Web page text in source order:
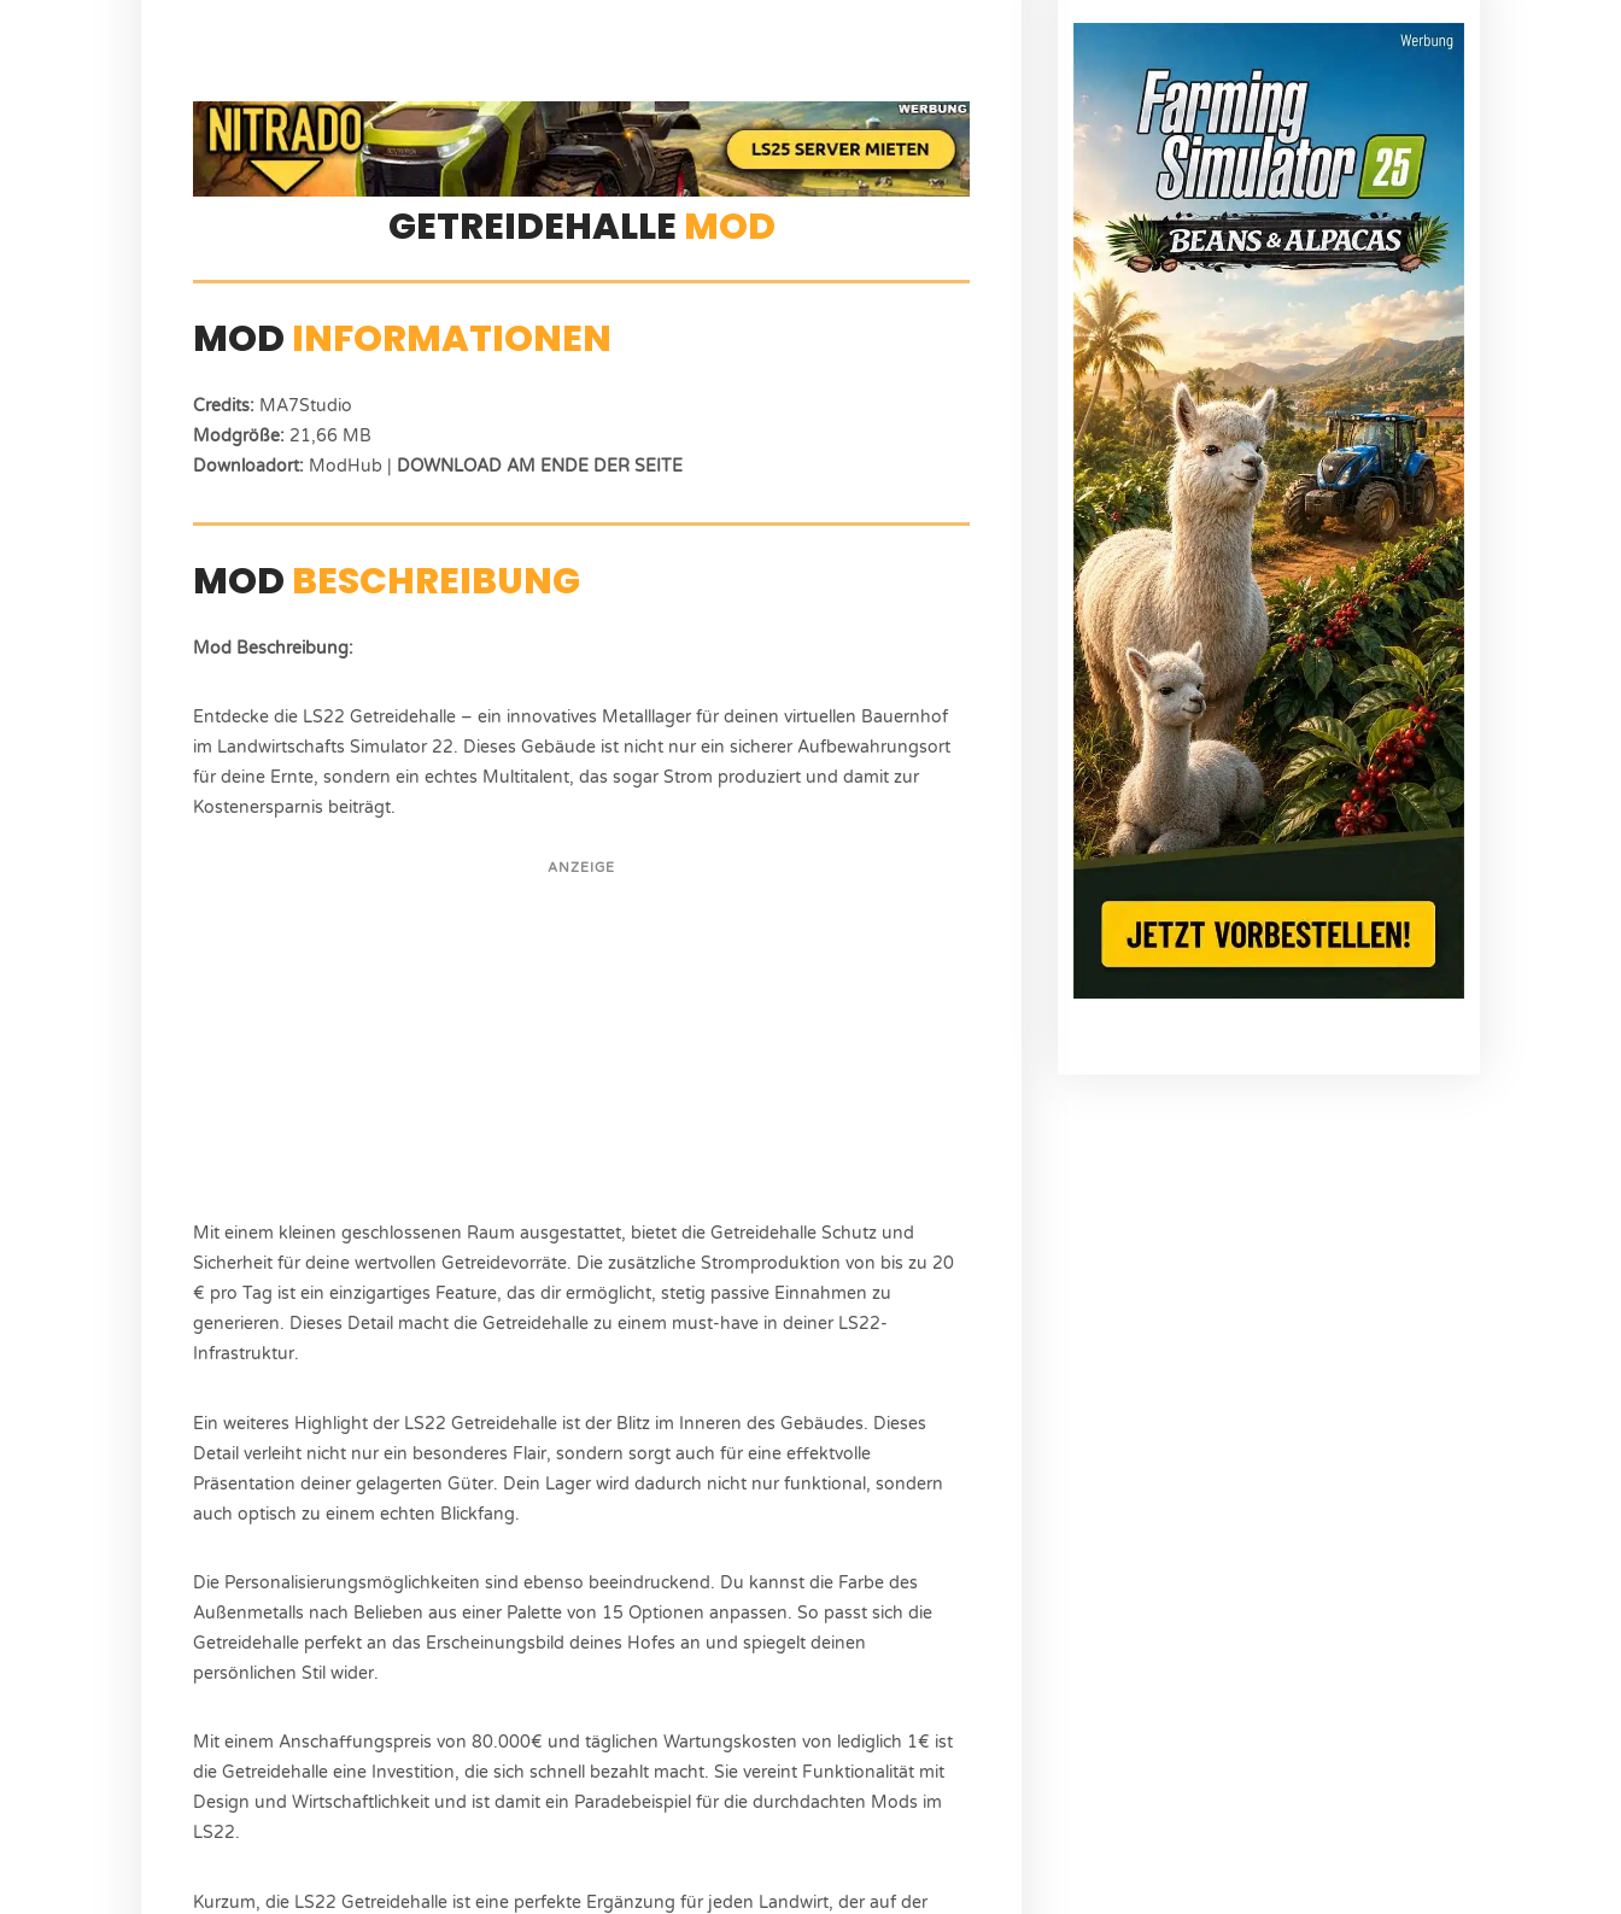
GETREIDEHALLE MOD
MOD INFORMATIONEN
Credits: MA7Studio
Modgröße: 21,66 MB
Downloadort: ModHub | DOWNLOAD AM ENDE DER SEITE
MOD BESCHREIBUNG
Mod Beschreibung:
Entdecke die LS22 Getreidehalle – ein innovatives Metalllager für deinen virtuellen Bauernhof
im Landwirtschafts Simulator 22. Dieses Gebäude ist nicht nur ein sicherer Aufbewahrungsort
für deine Ernte, sondern ein echtes Multitalent, das sogar Strom produziert und damit zur
Kostenersparnis beiträgt.
ANZEIGE
Mit einem kleinen geschlossenen Raum ausgestattet, bietet die Getreidehalle Schutz und
Sicherheit für deine wertvollen Getreidevorräte. Die zusätzliche Stromproduktion von bis zu 20
€ pro Tag ist ein einzigartiges Feature, das dir ermöglicht, stetig passive Einnahmen zu
generieren. Dieses Detail macht die Getreidehalle zu einem must-have in deiner LS22-
Infrastruktur.
Ein weiteres Highlight der LS22 Getreidehalle ist der Blitz im Inneren des Gebäudes. Dieses
Detail verleiht nicht nur ein besonderes Flair, sondern sorgt auch für eine effektvolle
Präsentation deiner gelagerten Güter. Dein Lager wird dadurch nicht nur funktional, sondern
auch optisch zu einem echten Blickfang.
Die Personalisierungsmöglichkeiten sind ebenso beeindruckend. Du kannst die Farbe des
Außenmetalls nach Belieben aus einer Palette von 15 Optionen anpassen. So passt sich die
Getreidehalle perfekt an das Erscheinungsbild deines Hofes an und spiegelt deinen
persönlichen Stil wider.
Mit einem Anschaffungspreis von 80.000€ und täglichen Wartungskosten von lediglich 1€ ist
die Getreidehalle eine Investition, die sich schnell bezahlt macht. Sie vereint Funktionalität mit
Design und Wirtschaftlichkeit und ist damit ein Paradebeispiel für die durchdachten Mods im
LS22.
Kurzum, die LS22 Getreidehalle ist eine perfekte Ergänzung für jeden Landwirt, der auf der